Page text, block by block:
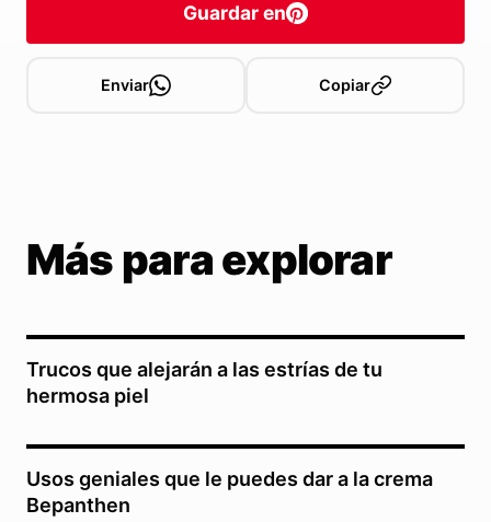
Guardar en
Enviar Copiar
Más para explorar
Trucos que alejarán a las estrías de tu
hermosa piel
Usos geniales que le puedes dar a la crema
Bepanthen